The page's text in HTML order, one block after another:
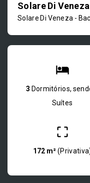
Solare Di Veneza
Solare Di Veneza -
3 Dormitórios,
Suítes
172 m²(Privativa